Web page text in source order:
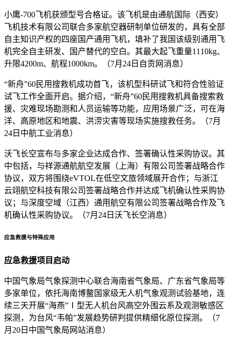
小鹰-700飞机获颁型号合格证。该飞机是由通航国际（西安）
飞机技术有限公司联合多家航空器研制单位研发的，具有全部
自主知识产权的四座国产通用飞机，填补了我国该级别通用飞
机完全自主研发、国产替代的空白。其最大起飞重量1110kg、
升限4200m、航程1000km。（7月24日自贡网消息）
“新舟”60民用搜救机成功首飞，该机型科研试飞和符合性验证
试飞工作全面开启。据介绍，“新舟”60民用搜救机具备搜索救
援、灾难现场勘测和人员运输等功能，应用场景广泛，可在海
洋、高原地区和地震、洪涝灾害等现场实施搜救任务。（7月
24日中航工业消息）
沃飞长空宣布与多家企业达成合作、签署确认性采购协议。其
中包括，与祥源通航航空发展（上海）有限公司签署战略合作
协议，双方将围绕eVTOL在低空文旅领域展开合作；与浙江
云翊航空科技有限公司签署战略合作并达成飞机确认性采购协
议；与深度空域（江西）通用航空有限公司签署战略合作及飞
机确认性采购协议。（7月24日沃飞长空消息）
应急救援与特殊应用
应急救援项目启动
中国气象局气象探测中心联合海南省气象局、广东省气象局等
多家单位，依托海南博鳌国家级无人机气象观测试验基地，连
续三天开展“海燕”Ⅰ型无人机台风高空外围云系及观测敏感区
探测，为台风“韦帕”发展趋势研判提供精细化原位探测。（7
月20日中国气象局网站消息）